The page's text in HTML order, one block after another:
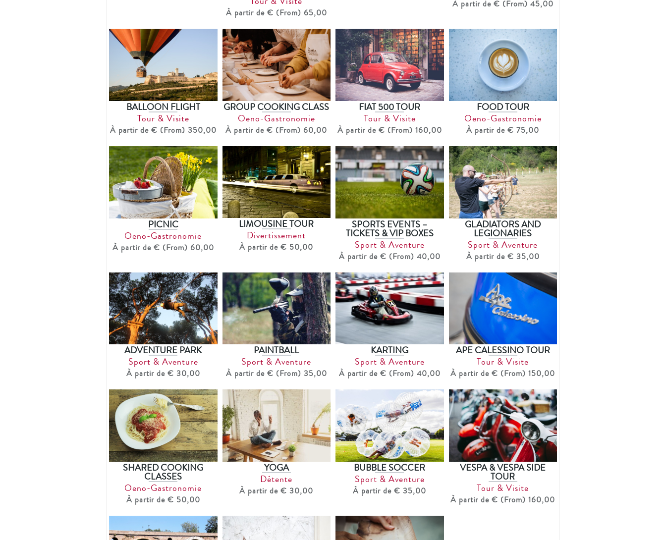
À partir de € (From) 65,00
À partir de € (From) 45,00
BALLOON FLIGHT
Tour & Visite
À partir de € (From) 350,00
GROUP COOKING CLASS
Oeno-Gastronomie
À partir de € (From) 60,00
FIAT 500 TOUR
Tour & Visite
À partir de € (From) 160,00
FOOD TOUR
Oeno-Gastronomie
À partir de € 75,00
PICNIC
Oeno-Gastronomie
À partir de € (From) 60,00
LIMOUSINE TOUR
Divertissement
À partir de € 50,00
SPORTS EVENTS –
TICKETS & VIP BOXES
Sport & Aventure
À partir de € (From) 40,00
GLADIATORS AND
LEGIONARIES
Sport & Aventure
À partir de € 35,00
ADVENTURE PARK
Sport & Aventure
À partir de € 30,00
PAINTBALL
Sport & Aventure
À partir de € (From) 35,00
KARTING
Sport & Aventure
À partir de € (From) 40,00
APE CALESSINO TOUR
Tour & Visite
À partir de € (From) 150,00
SHARED COOKING
CLASSES
Oeno-Gastronomie
À partir de € 50,00
YOGA
Détente
À partir de € 30,00
BUBBLE SOCCER
Sport & Aventure
À partir de € 35,00
VESPA & VESPA SIDE
TOUR
Tour & Visite
À partir de € (From) 160,00